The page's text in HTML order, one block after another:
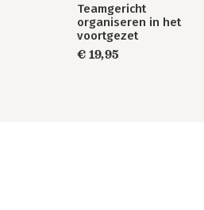
Teamgericht
organiseren in het
voortgezet
onderwijs
€ 19,95